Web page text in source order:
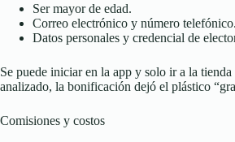
Ser mayor de edad.
Correo electrónico y número telefónico.
Datos personales y credencial de
Se puede iniciar en la app y solo ir a la
analizado, la bonificación dejó el plástico
Comisiones y costos